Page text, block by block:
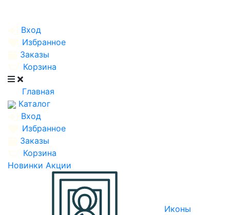
Вход
Избранное
Заказы
Корзина
Главная
Каталог
Вход
Избранное
Заказы
Корзина
Новинки Акции
Иконы